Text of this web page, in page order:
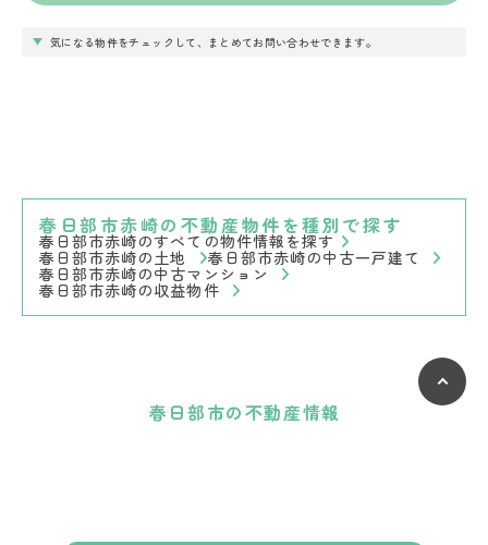
気になる物件をチェックして、まとめてお問い合わせできます。
春日部市赤崎の不動産物件を種別で探す
春日部市赤崎のすべての物件情報を探す
春日部市赤崎の土地 春日部市赤崎の中古一戸建て
春日部市赤崎の中古マンション
春日部市赤崎の収益物件
春日部市の不動産情報